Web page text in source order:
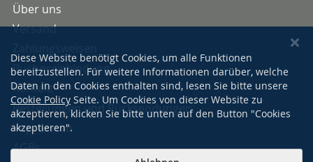
Über uns
Versand
Buchpreisbindung
Kontakt
Bestellungen und Rücksendungen
Impressum
AGBs
Diese Website benötigt Cookies, um alle Funktionen
bereitzustellen. Für weitere Informationen darüber, welche
Daten in den Cookies enthalten sind, lesen Sie bitte unsere
Cookie Policy Seite. Um Cookies von dieser Website zu
akzeptieren, klicken Sie bitte unten auf den Button "Cookies
akzeptieren".